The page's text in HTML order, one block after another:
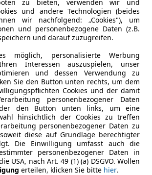
110 kW
1 968 cm³
7
1 577 kg
zu bieten, verwenden wir und
und andere Technologien (beides
wir nachfolgend: „Cookies"), um
und personenbezogene Daten (z.B.
und darauf zuzugreifen.
möglich, personalisierte Werbung
Interessen auszuspielen, unser
und dessen Verwendung zu
Sie den Button unten rechts, um dem
Cookies und der damit
personenbezogener Daten
den Button unten links, um eine
hinsichtlich der Cookies zu treffen
personenbezogener Daten zu
diese auf Grundlage berechtigter
Die Einwilligung umfasst auch die
personenbezogener Daten in
USA, nach Art. 49 (1) (a) DSGVO. Wollen
erteilen, klicken Sie bitte hier.